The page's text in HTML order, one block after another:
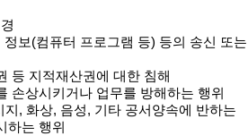
정보(컴퓨터 프로그램 등) 등의 송신 또는
등 지적재산권에 대한 침해
손상시키거나 업무를 방해하는 행위
, 화상, 음성, 기타 공서양속에 반하는
하는 행위